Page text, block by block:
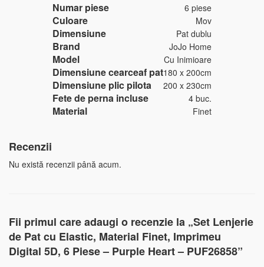
Numar piese 6 piese
Culoare Mov
Dimensiune Pat dublu
Brand JoJo Home
Model Cu Inimioare
Dimensiune cearceaf pat180 x 200cm
Dimensiune plic pilota 200 x 230cm
Fete de perna incluse 4 buc.
Material Finet
Recenzii
Nu există recenzii până acum.
Fii primul care adaugi o recenzie la „Set Lenjerie
de Pat cu Elastic, Material Finet, Imprimeu
Digital 5D, 6 Piese – Purple Heart – PUF26858”